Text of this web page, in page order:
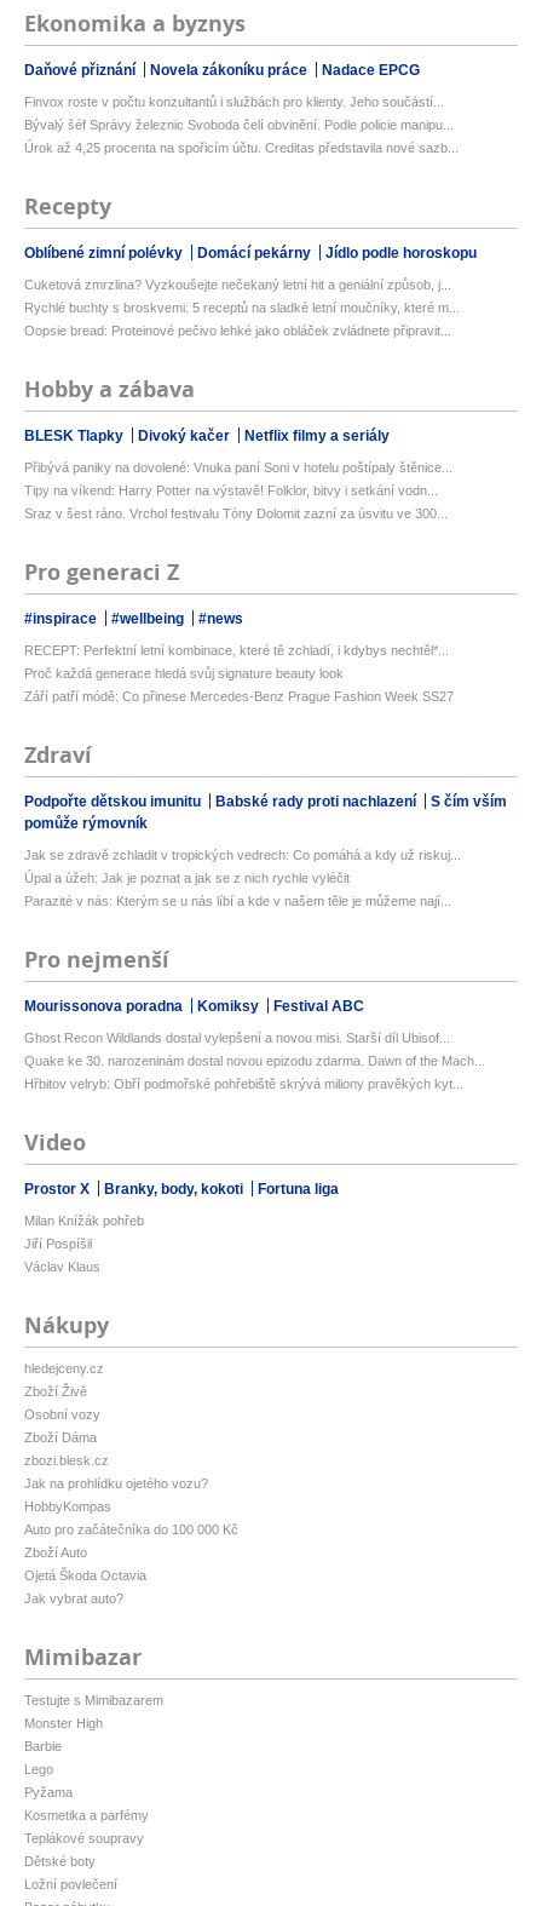
Ekonomika a byznys
Daňové přiznání Novela zákoníku práce Nadace EPCG
Finvox roste v počtu konzultantů i službách pro klienty. Jeho součástí...
Bývalý šéf Správy železnic Svoboda čelí obvinění. Podle policie manipu...
Úrok až 4,25 procenta na spořicím účtu. Creditas představila nové sazb...
Recepty
Oblíbené zimní polévky Domácí pekárny Jídlo podle horoskopu
Cuketová zmrzlina? Vyzkoušejte nečekaný letní hit a geniální způsob, j...
Rychlé buchty s broskvemi: 5 receptů na sladké letní moučníky, které m...
Oopsie bread: Proteinové pečivo lehké jako obláček zvládnete připravit...
Hobby a zábava
BLESK Tlapky Divoký kačer Netflix filmy a seriály
Přibývá paniky na dovolené: Vnuka paní Soni v hotelu poštípaly štěnice...
Tipy na víkend: Harry Potter na výstavě! Folklor, bitvy i setkání vodn...
Sraz v šest ráno. Vrchol festivalu Tóny Dolomit zazní za úsvitu ve 300...
Pro generaci Z
#inspirace #wellbeing #news
RECEPT: Perfektní letní kombinace, které tě zchladí, i kdybys nechtěl*...
Proč každá generace hledá svůj signature beauty look
Září patří módě: Co přinese Mercedes-Benz Prague Fashion Week SS27
Zdraví
Podpořte dětskou imunitu Babské rady proti nachlazení
S čím vším
pomůže rýmovník
Jak se zdravě zchladit v tropických vedrech: Co pomáhá a kdy už riskuj...
Úpal a úžeh: Jak je poznat a jak se z nich rychle vyléčit
Parazité v nás: Kterým se u nás líbí a kde v našem těle je můžeme nají...
Pro nejmenší
Mourissonova poradna Komiksy Festival ABC
Ghost Recon Wildlands dostal vylepšení a novou misi. Starší díl Ubisof...
Quake ke 30. narozeninám dostal novou epizodu zdarma. Dawn of the Mach...
Hřbitov velryb: Obří podmořské pohřebiště skrývá miliony pravěkých kyt...
Video
Prostor X Branky, body, kokoti Fortuna liga
Milan Knížák pohřeb
Jiří Pospíšil
Václav Klaus
Nákupy
hledejceny.cz
Zboží Živě
Osobní vozy
Zboží Dáma
zbozi.blesk.cz
Jak na prohlídku ojetého vozu?
HobbyKompas
Auto pro začátečníka do 100 000 Kč
Zboží Auto
Ojetá Škoda Octavia
Jak vybrat auto?
Mimibazar
Testujte s Mimibazarem
Monster High
Barbie
Lego
Pyžama
Kosmetika a parfémy
Teplákové soupravy
Dětské boty
Ložní povlečení